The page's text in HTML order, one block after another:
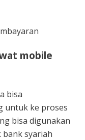
mobile
bisa
untuk ke proses
bisa digunakan
bank syariah